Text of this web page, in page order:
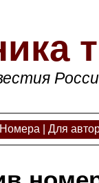
Номера Для